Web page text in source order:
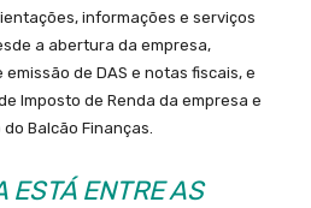
informações e serviços
a abertura da empresa,
de DAS e notas fiscais, e
Imposto de Renda da empresa e
Balcão Finanças.
ESTÁ ENTRE AS